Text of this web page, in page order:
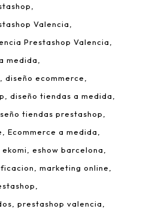
Valencia
Prestashop Valencia
medida
diseño ecommerce
diseño tiendas a medida
tiendas prestashop
Ecommerce a medida
ekomi
eshow barcelona
marketing online
prestashop valencia